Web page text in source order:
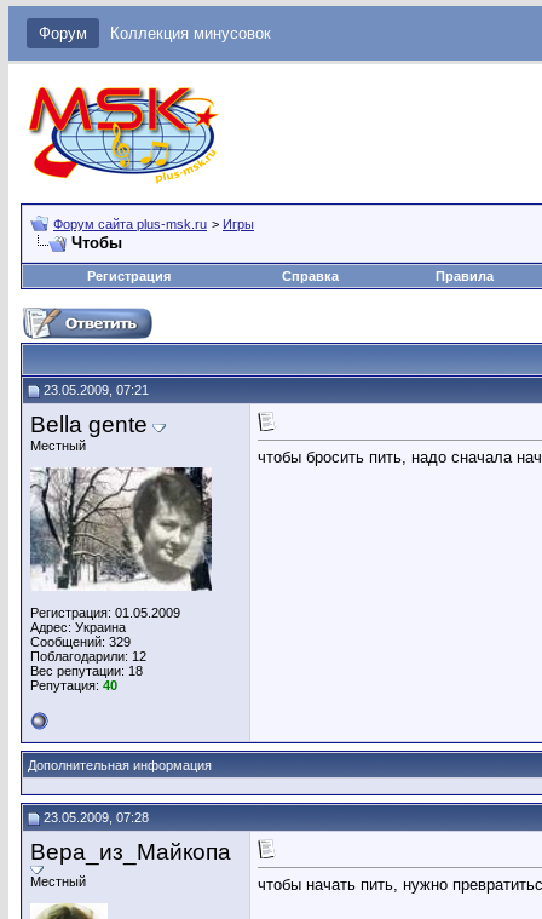
Форум Коллекция минусовок
Форум сайта plus-msk.ru > Игры
Чтобы
Регистрация Справка Правила
23.05.2009, 07:21
Bella gente
Местный
Регистрация: 01.05.2009
Адрес: Украина
Сообщений: 329
Поблагодарили: 12
Вес репутации: 18
Репутация: 40
чтобы бросить пить, надо сначала
Дополнительная информация
23.05.2009, 07:28
Вера_из_Майкопа
Местный чтобы начать пить, нужно